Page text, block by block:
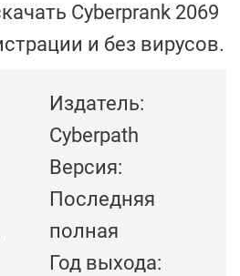
Cyberprank 2069
и без вирусов.
Издатель:
Cyberpath
Версия:
Последняя
полная
Год выхода: